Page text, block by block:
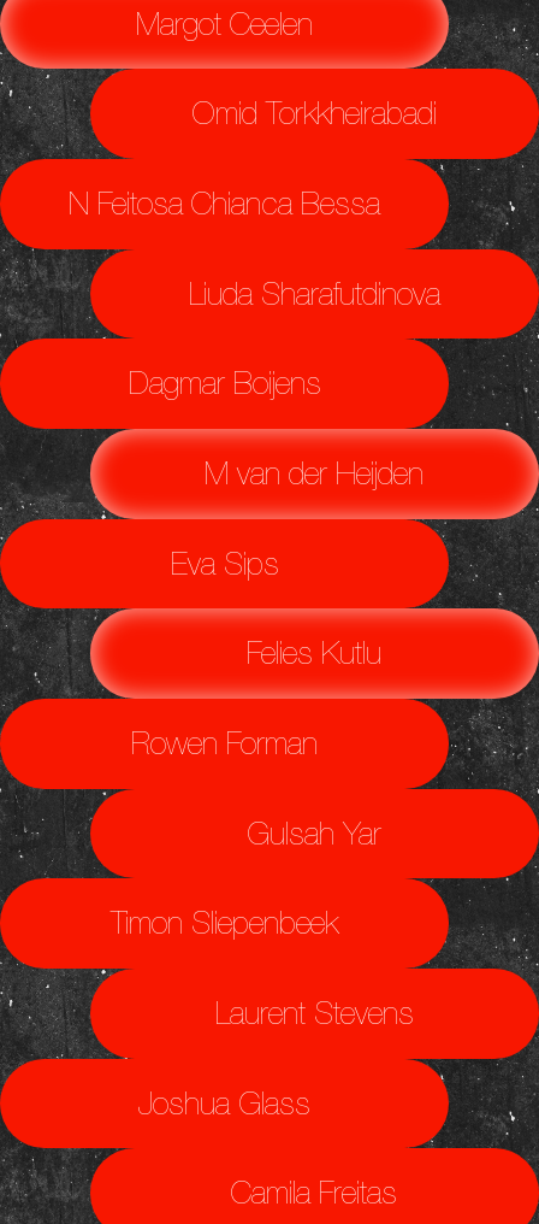
Margot Ceelen
Omid Torkkheirabadi
N Feitosa Chianca Bessa
Liuda Sharafutdinova
Dagmar Boijens
M van der Heijden
Eva Sips
Felies Kutlu
Rowen Forman
Gulsah Yar
Timon Sliepenbeek
Laurent Stevens
Joshua Glass
Camila Freitas